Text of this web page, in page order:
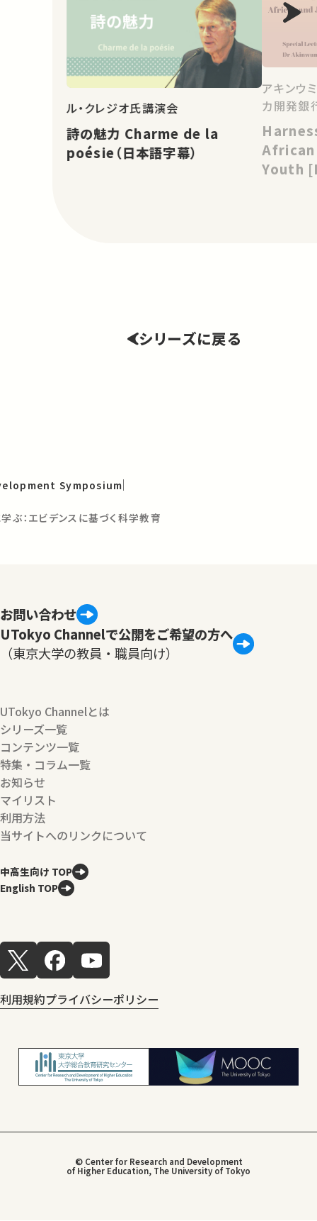
ル・クレジオ氏講演会
詩の魅力 Charme de la
poésie（日本語字幕）
アキンウ
カ開発銀
African
Youth
シリーズに戻る
Symposium
ぶ：エビデンスに基づく科学教育
お問い合わせ
UTokyo Channelで公開をご希望の方へ
（東京大学の教員・職員向け）
UTokyo Channelとは
シリーズ一覧
コンテンツ一覧
特集・コラム一覧
お知らせ
マイリスト
利用方法
当サイトへのリンクについて
中高生向け TOP
English TOP
利用規約プライバシーポリシー
© Center for Research and Development
of Higher Education, The University of Tokyo